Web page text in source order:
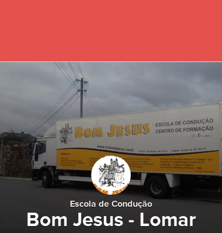
Escola de Condução
Bom Jesus - Lomar